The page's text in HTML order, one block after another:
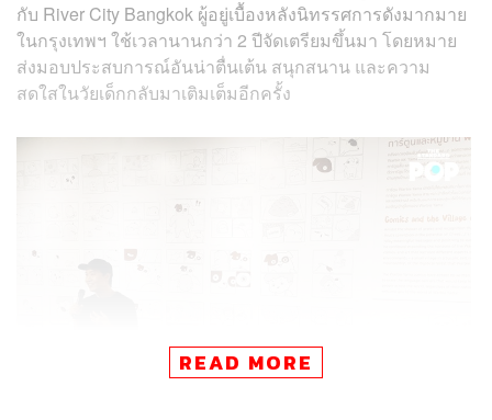
กับ River City Bangkok ผู้อยู่เบื้องหลังนิทรรศการดังมากมาย
ในกรุงเทพฯ ใช้เวลานานกว่า 2 ปีจัดเตรียมขึ้นมา โดยหมาย
ส่งมอบประสบการณ์อันน่าตื่นเต้น สนุกสนาน และความ
สดใสในวัยเด็กกลับมาเติมเต็มอีกครั้ง
READ MORE